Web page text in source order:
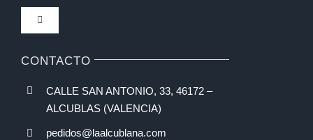
Condiciones de uso
Toggle
Navigation
Inicio
CONTACTO
CALLE SAN ANTONIO, 33, 46172 –
ALCUBLAS (VALENCIA)
pedidos@laalcublana.com